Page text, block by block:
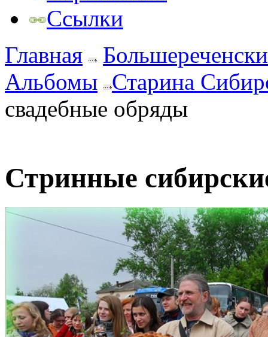
Ссылки
Главная
Альбомы Старина
свадебные обряды
Стринные